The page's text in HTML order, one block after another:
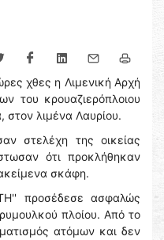
χθες η Λιμενική Αρχή
του κρουαζιερόπλοιου
λιμένα Λαυρίου.
στελέχη της οικείας
ότι προκλήθηκαν
σκάφη.
προσέδεσε ασφαλώς
πλοίου. Από το
ατόμων και δεν